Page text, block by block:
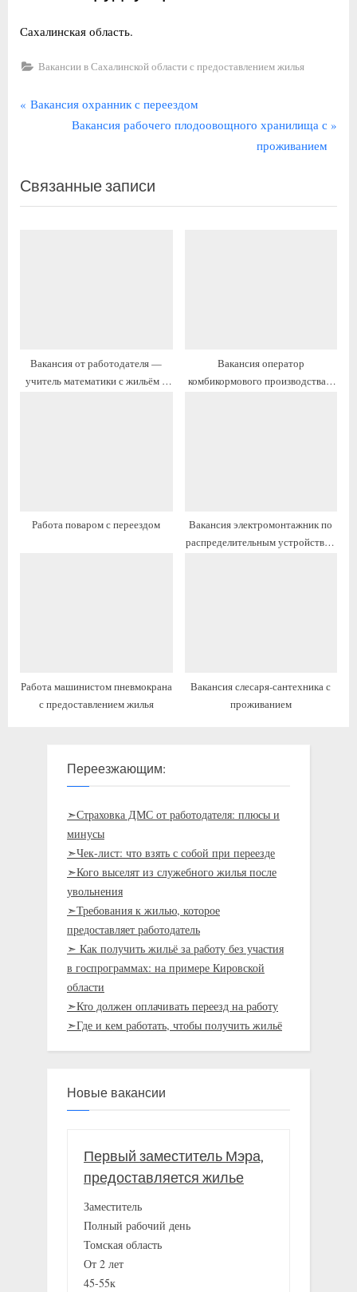
Сахалинская область.
Вакансии в Сахалинской области с предоставлением жилья
Навигация
П
ы
д
Вакансия охранник с переездом
С
д
у
Вакансия рабочего плодоовощного хранилища с
проживанием
Связанные записи
Вакансия от работодателя —
учитель математики с жильём и
Вакансия оператор
комбикормового производства с
Работа поваром с переездом
Вакансия электромонтажник по
распределительным устройствам
Работа машинистом пневмокрана
с предоставлением жилья
Вакансия слесаря-сантехника с
проживанием
Переезжающим:
➣Страховка ДМС от работодателя: плюсы и
минусы
➣Чек-лист: что взять с собой при переезде
➣Кого выселят из служебного жилья после
увольнения
➣Требования к жилью, которое
предоставляет работодатель
➣ Как получить жильё за работу без участия
в госпрограммах: на примере Кировской
области
➣Кто должен оплачивать переезд на работу
➣Где и кем работать, чтобы получить жильё
Новые вакансии
Первый заместитель Мэра,
предоставляется жилье
Заместитель
Полный рабочий день
Томская область
От 2 лет
45-55к